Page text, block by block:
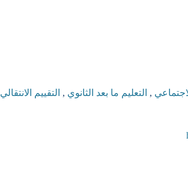
, التعليم ما بعد الثانوي , التقييم الانتقالي